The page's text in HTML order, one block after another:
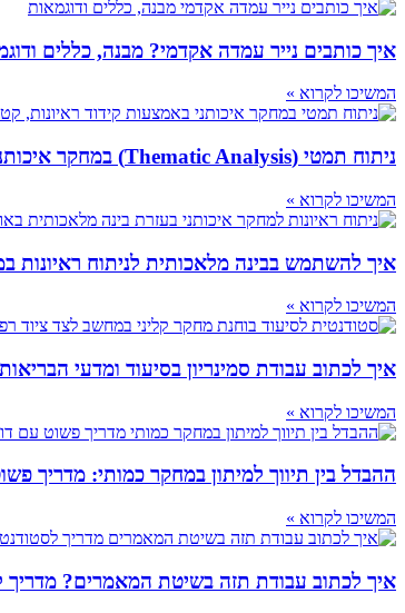
איך כותבים נייר עמדה אקדמי? מבנה, כללים
המשיכו לקרוא »
ניתוח תמטי (Thematic Analysis) במחקר איכותני: שלב אחר שלב בדרך לקביעת קטגוריות ונושאים
המשיכו לקרוא »
איך להשתמש בבינה מלאכותית לניתוח ראיונות
המשיכו לקרוא »
איך לכתוב עבודת סמינריון בסיעוד ומדעי
המשיכו לקרוא »
ההבדל בין תיווך למיתון במחקר כמותי: מדריך
המשיכו לקרוא »
איך לכתוב עבודת תזה בשיטת המאמרים?